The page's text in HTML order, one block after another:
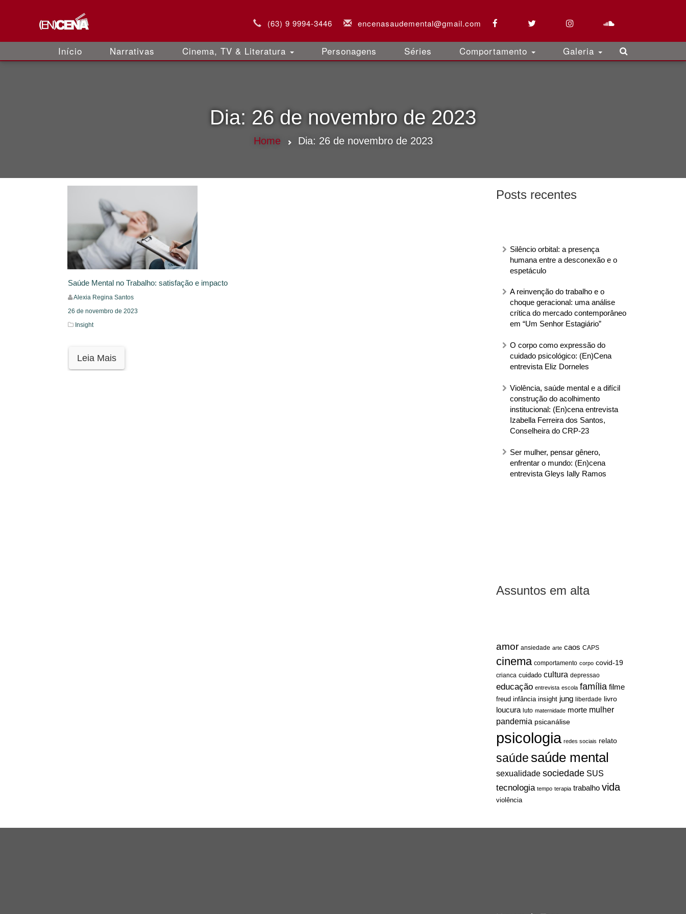
(63) 9 9994-3446 encenasaudemental@gmail.com
Início Narrativas Cinema, TV & Literatura Personagens Séries Comportamento Galeria
Dia: 26 de novembro de 2023
Home Dia: 26 de novembro de 2023
Posts recentes
Silêncio orbital: a presença
humana entre a desconexão e o
espetáculo
A reinvenção do trabalho e o
choque geracional: uma análise
crítica do mercado contemporâneo
em “Um Senhor Estagiário”
O corpo como expressão do
cuidado psicológico: (En)Cena
entrevista Eliz Dorneles
Violência, saúde mental e a difícil
construção do acolhimento
institucional: (En)cena entrevista
Izabella Ferreira dos Santos,
Conselheira do CRP-23
Ser mulher, pensar gênero,
enfrentar o mundo: (En)cena
entrevista Gleys Ially Ramos
Assuntos em alta
amor ansiedade arte caos CAPS
cinema comportamento corpo covid-19
crianca cuidado cultura depressao
educação entrevista escola família filme
freud infância insight jung liberdade livro
loucura luto maternidade morte mulher
pandemia psicanálise
psicologia redes sociais relato
saúdesaúde mental
sexualidade sociedade SUS
tecnologia tempo terapia trabalho vida
violência
Saúde Mental no Trabalho: satisfação e impacto
Alexia Regina Santos
26 de novembro de 2023
Insight
Leia Mais